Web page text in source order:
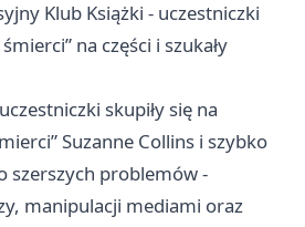
Klub Książki - uczestniczki
na części i szukały
skupiły się na
Suzanne Collins i szybko
szerszych problemów -
manipulacji mediami oraz